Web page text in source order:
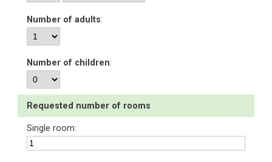
Number of adults:
Number of children:
Requested number of rooms
Single room: